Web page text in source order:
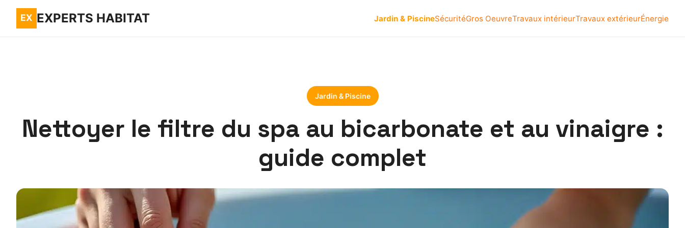
EXPERTS HABITAT Jardin & PiscineSécuritéGros OeuvreTravaux intérieurTravaux extérieurÉnergie
Jardin & Piscine
Nettoyer le filtre du spa au bicarbonate et au vinaigre :
guide complet